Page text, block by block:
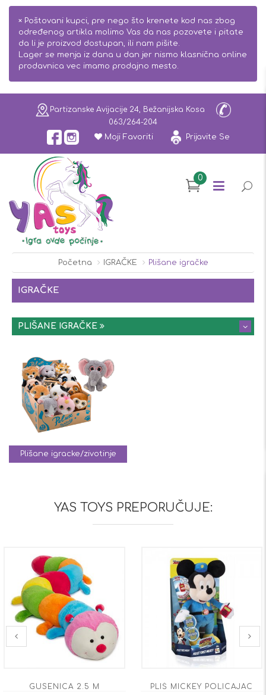
× Poštovani kupci, pre nego što krenete kod nas zbog
određenog artikla molimo Vas da nas pozovete i pitate
da li je proizvod dostupan, ili nam pišite.
Lager se menja iz dana u dan jer nismo klasnična online
prodavnica vec imamo prodajno mesto.
Partizanske Avijacije 24, Bežanijska Kosa
063/264-204
Moji Favoriti
Prijavite Se
0
Početna IGRAČKE Plišane igračke
IGRAČKE
PLIŠANE IGRAČKE
Plišane igracke/zivotinje
YAS TOYS PREPORUČUJE:
GUSENICA 2.5 M PLIŠ MICKEY POLICAJAC